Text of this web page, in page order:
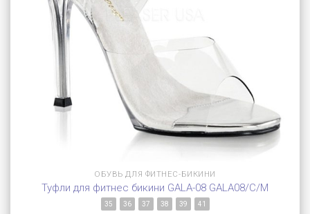
ОБУВЬ ДЛЯ ФИТНЕС-БИКИНИ
Туфли для фитнес бикини GALA-08 GALA08/C/M
35 36 37 38 39 41